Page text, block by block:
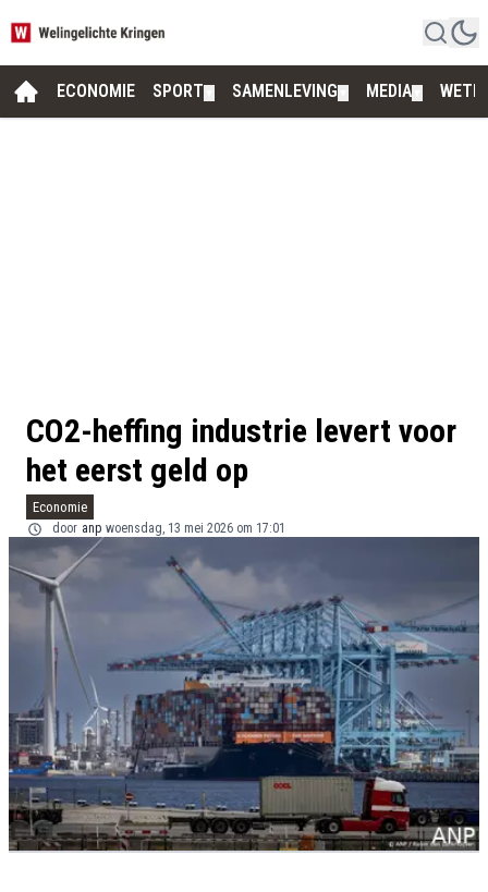
ECONOMIE SPORT SAMENLEVING MEDIA
CO2-heffing industrie levert voor
het eerst geld op
Economie
door anp woensdag, 13 mei 2026 om 17:01